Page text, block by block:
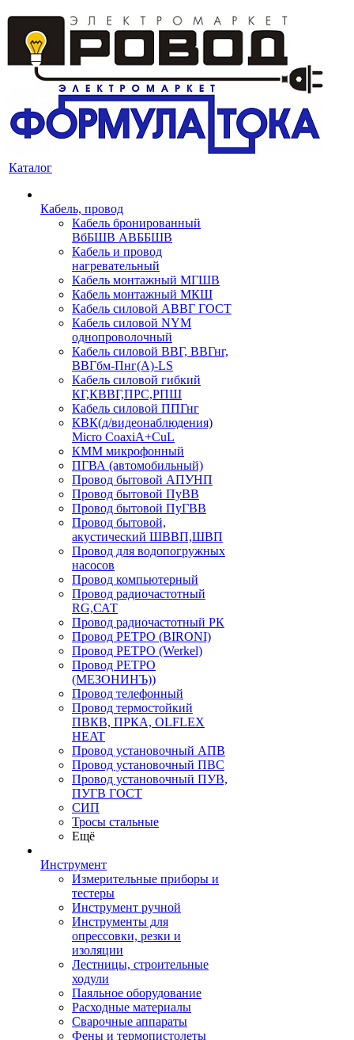
Каталог
Кабель, провод
Кабель бронированный
ВбБШВ АВББШВ
Кабель и провод
нагревательный
Кабель монтажный МГШВ
Кабель монтажный МКШ
Кабель силовой АВВГ ГОСТ
Кабель силовой NYM
однопроволочный
Кабель силовой ВВГ, ВВГнг,
ВВГбм-Пнг(А)-LS
Кабель силовой гибкий
КГ,КВВГ,ПРС,РПШ
Кабель силовой ППГнг
КВК(д/видеонаблюдения)
Micro CoaxiA+CuL
КММ микрофонный
ПГВА (автомобильный)
Провод бытовой АПУНП
Провод бытовой ПуВВ
Провод бытовой ПуГВВ
Провод бытовой,
акустический ШВВП,ШВП
Провод для водопогружных
насосов
Провод компьютерный
Провод радиочастотный
RG,САТ
Провод радиочастотный РК
Провод РЕТРО (BIRONI)
Провод РЕТРО (Werkel)
Провод РЕТРО
(МЕЗОНИНЪ))
Провод телефонный
Провод термостойкий
ПВКВ, ПРКА, OLFLEX
HEAT
Провод установочный АПВ
Провод установочный ПВС
Провод установочный ПУВ,
ПУГВ ГОСТ
СИП
Тросы стальные
Ещё
Инструмент
Измерительные приборы и
тестеры
Инструмент ручной
Инструменты для
опрессовки, резки и
изоляции
Лестницы, строительные
ходули
Паяльное оборудование
Расходные материалы
Сварочные аппараты
Фены и термопистолеты